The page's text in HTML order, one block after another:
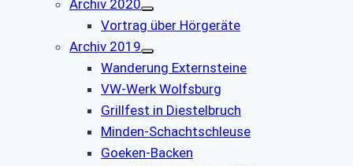
Archiv 2020
Vortrag über Hörgeräte
Archiv 2019
Wanderung Externsteine
VW-Werk Wolfsburg
Grillfest in Diestelbruch
Minden-Schachtschleuse
Goeken-Backen